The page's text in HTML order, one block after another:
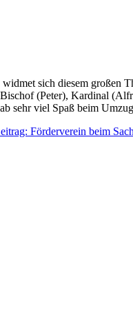
sich diesem großen
(Peter), Kardinal
viel Spaß beim
Förderverein beim